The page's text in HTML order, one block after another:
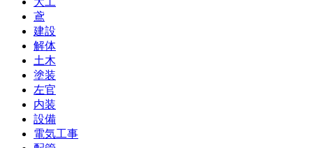
鳶
建設
解体
土木
塗装
左官
内装
設備
電気工事